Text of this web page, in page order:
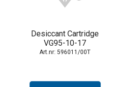
Desiccant Cartridge
VG95-10-17
596011/00T